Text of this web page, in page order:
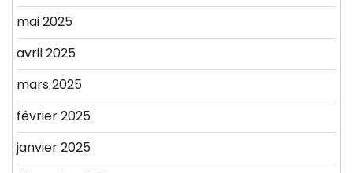
mai 2025
avril 2025
mars 2025
février 2025
janvier 2025